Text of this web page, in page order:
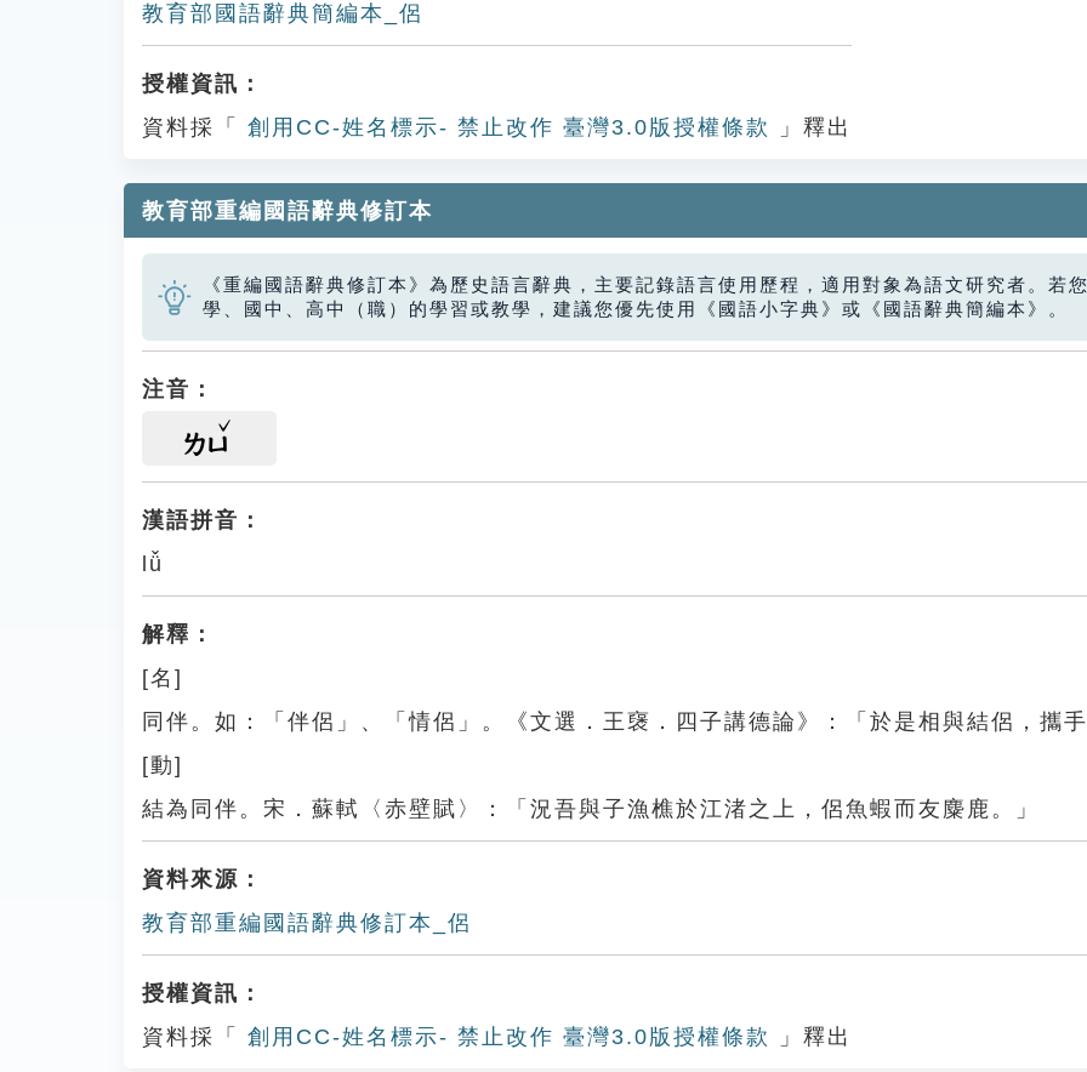
教育部國語辭典簡編本_侶
授權資訊：
資料採「
創用CC-姓名標示- 禁止改作 臺灣3.0版授權條款 」釋出
教育部重編國語辭典修訂本
《重編國語辭典修訂本》為歷史語言辭典，主要記錄語言使用歷程，適用對象為語文研究者。若
學、國中、高中（職）的學習或教學，建議您優先使用《國語小字典》或《國語辭典簡編本》。
注音：
ㄌㄩ
漢語拼音：
lǚ
解釋：
[名]
同伴。如：「伴侶」、「情侶」。《文選．王襃．四子講德論》：「於是相與結侶，攜
[動]
結為同伴。宋．蘇軾〈赤壁賦〉：「況吾與子漁樵於江渚之上，侶魚蝦而友麋鹿。」
資料來源：
教育部重編國語辭典修訂本_侶
授權資訊：
資料採「
創用CC-姓名標示- 禁止改作 臺灣3.0版授權條款 」釋出